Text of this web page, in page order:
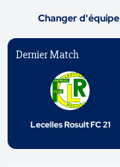
Changer d'équipe
Dernier Match
Lecelles Rosult FC 21